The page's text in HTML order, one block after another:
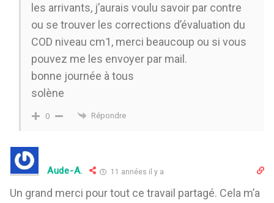
les arrivants, j’aurais voulu savoir par contre
ou se trouver les corrections d’évaluation du
COD niveau cm1, merci beaucoup ou si vous
pouvez me les envoyer par mail.
bonne journée à tous
solène
0 Répondre
Aude-A. 11 années il y a
Un grand merci pour tout ce travail partagé. Cela m’a